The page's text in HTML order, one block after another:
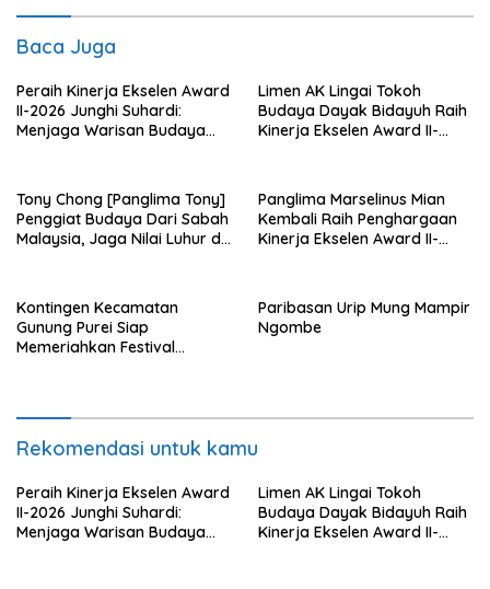
Baca Juga
Peraih Kinerja Ekselen Award
II-2026 Junghi Suhardi:
Menjaga Warisan Budaya
Limen AK Lingai Tokoh
Budaya Dayak Bidayuh Raih
Kinerja Ekselen Award II-
Tony Chong [Panglima Tony]
Penggiat Budaya Dari Sabah
Malaysia, Jaga Nilai Luhur di
Panglima Marselinus Mian
Kembali Raih Penghargaan
Kinerja Ekselen Award II-
Kontingen Kecamatan
Gunung Purei Siap
Memeriahkan Festival
Paribasan Urip Mung Mampir
Ngombe
Rekomendasi untuk kamu
Peraih Kinerja Ekselen Award
II-2026 Junghi Suhardi:
Menjaga Warisan Budaya
Limen AK Lingai Tokoh
Budaya Dayak Bidayuh Raih
Kinerja Ekselen Award II-